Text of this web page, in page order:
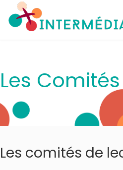
Les Comités
Les comités de